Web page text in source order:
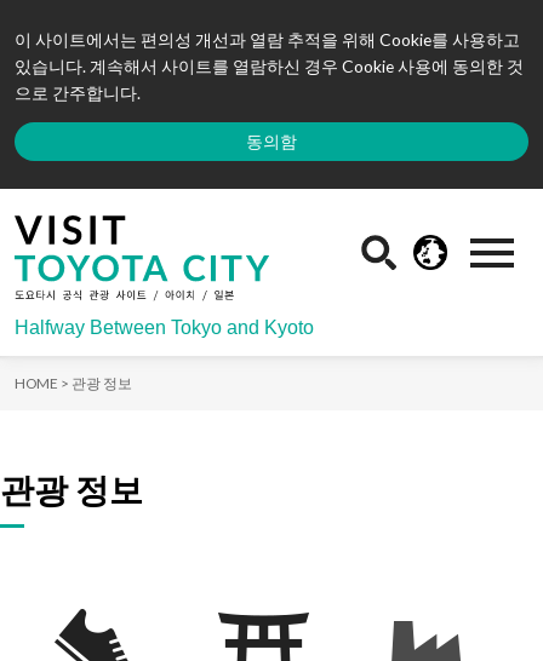
이 사이트에서는 편의성 개선과 열람 추적을 위해 Cookie를 사용하고
있습니다. 계속해서 사이트를 열람하신 경우 Cookie 사용에 동의한 것
으로 간주합니다.
동의함
Halfway Between Tokyo and Kyoto
HOME > 관광 정보
관광 정보